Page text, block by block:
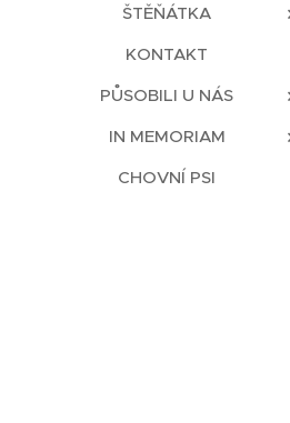
ŠTĚŇÁTKA
KONTAKT
PŮSOBILI U NÁS
IN MEMORIAM
CHOVNÍ PSI